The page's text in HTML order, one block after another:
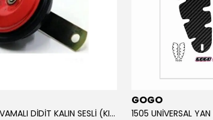
12V KORNA SIVAMALI DİDİT KALIN SESLİ (KIRMIZI)
GOGO
1505 UNİVERSAL